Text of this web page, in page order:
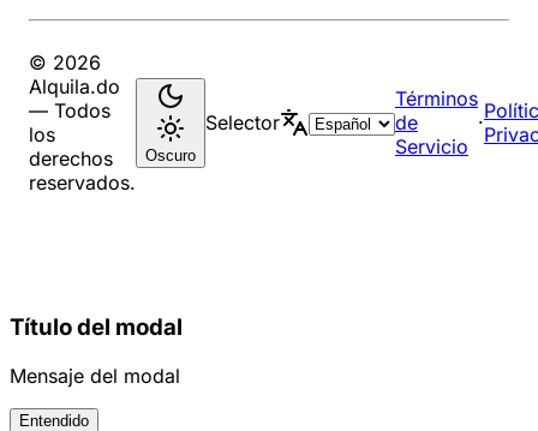
© 2026
Alquila.do
— Todos
los
derechos
reservados.
Oscuro
Selector
Términos
de
Servicio
·
Título del modal
Mensaje del modal
Entendido